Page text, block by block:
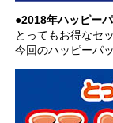
●2018年ハッピー
とってもお得なセ
今回のハッピーパ